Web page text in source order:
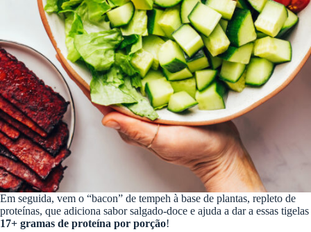
Em seguida, vem o “bacon” de tempeh à base de plantas, repleto de
proteínas, que adiciona sabor salgado-doce e ajuda a dar a essas tigelas
17+ gramas de proteína por porção!